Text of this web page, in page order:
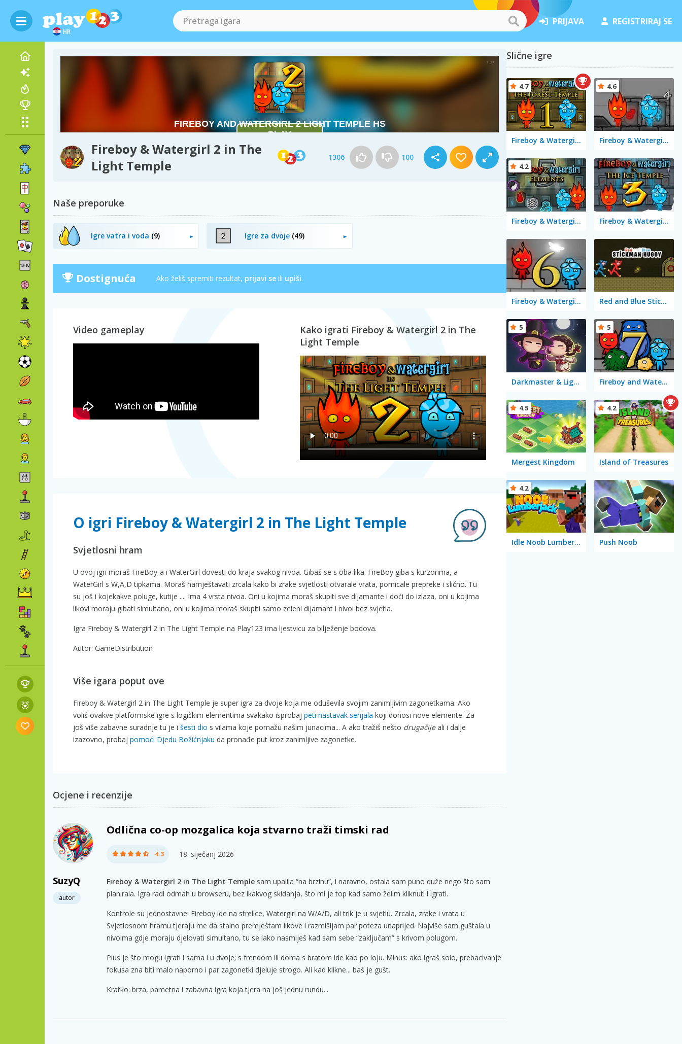
HR
PRIJAVA REGISTRIRAJ SE
Fireboy & Watergirl 2 in The
Light Temple
1306 100
Naše preporuke
Igre vatra i voda (9) Igre za dvoje (49)
Dostignuća Ako želiš spremiti rezultat, prijavi se ili upiši.
Video gameplay
Kako igrati Fireboy & Watergirl 2 in The
Light Temple
O igri Fireboy & Watergirl 2 in The Light Temple
Svjetlosni hram
U ovoj igri moraš FireBoy-a i WaterGirl dovesti do kraja svakog nivoa. Gibaš se s oba lika. FireBoy giba s kurzorima, a
WaterGirl s W,A,D tipkama. Moraš namještavati zrcala kako bi zrake svjetlosti otvarale vrata, pomicale prepreke i slično. Tu
su još i kojekakve poluge, kutije .... Ima 4 vrsta nivoa. Oni u kojima moraš skupiti sve dijamante i doći do izlaza, oni u kojima
likovi moraju gibati simultano, oni u kojima moraš skupiti samo zeleni dijamant i nivoi bez svjetla.
Igra Fireboy & Watergirl 2 in The Light Temple na Play123 ima ljestvicu za bilježenje bodova.
Autor: GameDistribution
Više igara poput ove
Fireboy & Watergirl 2 in The Light Temple je super igra za dvoje koja me oduševila svojim zanimljivim zagonetkama. Ako
voliš ovakve platformske igre s logičkim elementima svakako isprobaj peti nastavak serijala koji donosi nove elemente. Za
još više zabavne suradnje tu je i šesti dio s vilama koje pomažu našim junacima... A ako tražiš nešto drugačijeali i dalje
izazovno, probaj pomoći Djedu Božićnjaku da pronađe put kroz zanimljive zagonetke.
Ocjene i recenzije
SuzyQ
autor
Odlična co-op mozgalica koja stvarno traži timski rad
4.3 18. siječanj 2026
Fireboy & Watergirl 2 in The Light Temple sam upalila “na brzinu”, i naravno, ostala sam puno duže nego što sam
planirala. Igra radi odmah u browseru, bez ikakvog skidanja, što mi je top kad samo želim kliknuti i igrati.
Kontrole su jednostavne: Fireboy ide na strelice, Watergirl na W/A/D, ali trik je u svjetlu. Zrcala, zrake i vrata u
Svjetlosnom hramu tjeraju me da stalno premještam likove i razmišljam par poteza unaprijed. Najviše sam guštala u
nivoima gdje moraju djelovati simultano, tu se lako nasmiješ kad sam sebe “zaključam” s krivom polugom.
Plus je što mogu igrati i sama i u dvoje; s frendom ili doma s bratom ide kao po loju. Minus: ako igraš solo, prebacivanje
fokusa zna biti malo naporno i par zagonetki djeluje strogo. Ali kad klikne... baš je gušt.
Kratko: brza, pametna i zabavna igra koja tjera na još jednu rundu...
Slične igre
Fireboy & Watergirl in The Forest Temple
4.7
Fireboy & Watergirl 4 in The Crystal Temple
4.6
Fireboy & Watergirl 5 Elements
4.2
Fireboy & Watergirl 3 in the Ice Temple
Fireboy & Watergirl 6: Fairy Tales Red and Blue Stickman Huggy
Darkmaster & Lightmaiden
5
Fireboy and Watergirl 7: and Friends
5
Mergest Kingdom
4.5
Island of Treasures
4.2
Idle Noob Lumberjack
4.2
Push Noob